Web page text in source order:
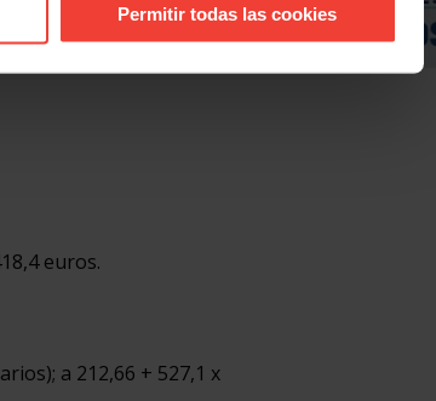
Permitir todas las cookies
euros.
a 212,66 + 527,1 x